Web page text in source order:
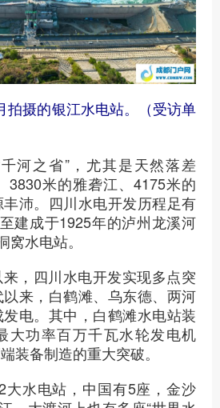
摄的银江水电站。（受访单
之省”，尤其是天然落差
3830米的雅砻江、4175米的
沛。四川水电开发历程足有
建成于1925年的泸州龙溪河
水电站。
，四川水电开发实现多点突
来，白鹤滩、乌东德、两河
电。其中，白鹤滩水电站装
大功率百万千瓦水轮发电机
装备制造的重大突破。
水电站，中国有5座，金沙